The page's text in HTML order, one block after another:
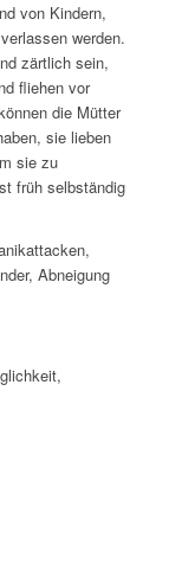
von Kindern,
werden.
zärtlich sein,
fliehen vor
die Mütter
sie lieben
sie zu
früh selbständig
Abneigung